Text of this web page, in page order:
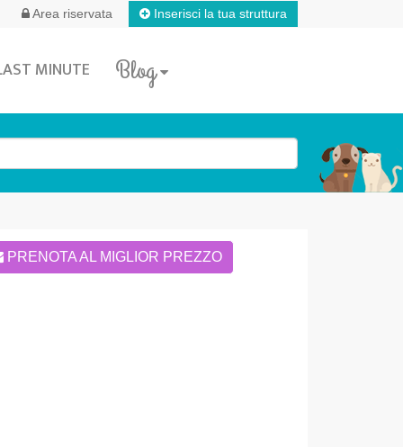
Area riservata Inserisci la tua struttura
MINUTE Blog
PRENOTA AL MIGLIOR PREZZO